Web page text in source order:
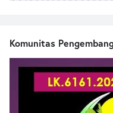
Komunitas